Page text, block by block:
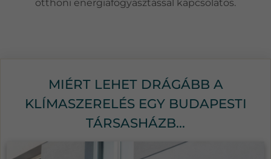
otthoni energiafogyasztással kapcsolatos.
MIÉRT LEHET DRÁGÁBB A
KLÍMASZERELÉS EGY BUDAPESTI
TÁRSASHÁZB...